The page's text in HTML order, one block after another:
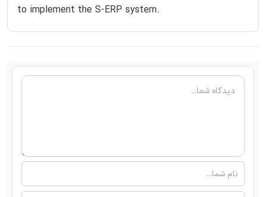
to implement the S-ERP system.